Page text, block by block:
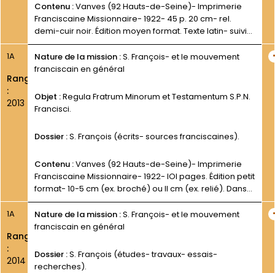
Contenu :Vanves (92 Hauts-de-Seine)- Imprimerie
Franciscaine Missionnaire- 1922- 45 p. 20 cm- rel.
demi-cuir noir. Édition moyen format. Texte latin- suivi
de la traduction fran6aise.
1A
Rang
:
2013
Nature de la mission :S. François- et le mouvement
franciscain en général
Objet :Regula Fratrum Minorum et Testamentum S.P.N.
Francisci.
Dossier :S. François (écrits- sources franciscaines).
Contenu :Vanves (92 Hauts-de-Seine)- Imprimerie
Franciscaine Missionnaire- 1922- IOI pages. Édition petit
format- 10-5 cm (ex. broché) ou II cm (ex. relié). Dans
une enveloppe.
1A
Rang
:
2014
Nature de la mission :S. François- et le mouvement
franciscain en général
Dossier :S. François (études- travaux- essais-
recherches).